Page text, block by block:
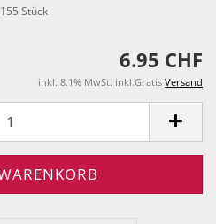
155Stück
6.95 CHF
inkl. 8.1% MwSt. inkl.Gratis Versand